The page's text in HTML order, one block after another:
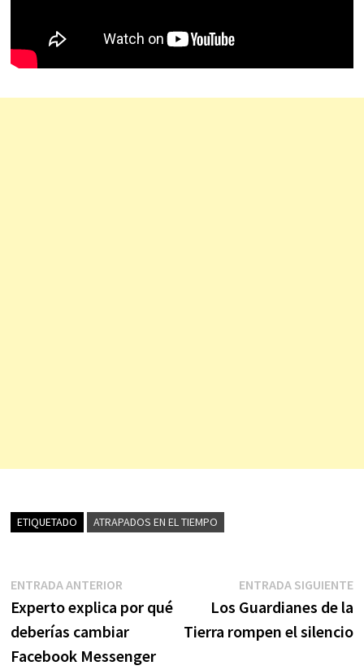
ETIQUETADO ATRAPADOS EN EL TIEMPO
Navegación
de
entradas
ENTRADA ANTERIOREntrada
anterior:
Experto explica por qué
deberías cambiar
Facebook Messenger
ENTRADA SIGUIENTE
Los Guardianes de la
Tierra rompen el silencio